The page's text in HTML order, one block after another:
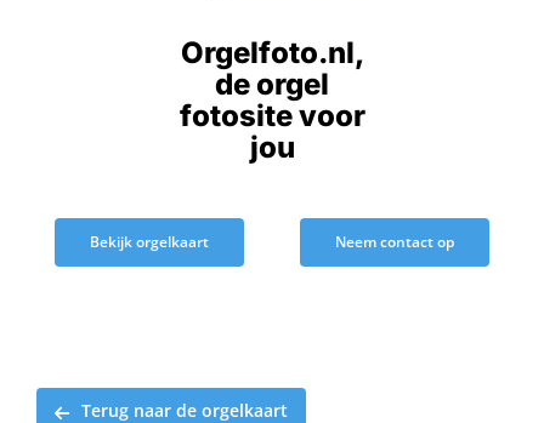
Orgelfoto.nl,
de orgel
fotosite voor
jou
Bekijk orgelkaart Neem contact op
Terug naar de orgelkaart